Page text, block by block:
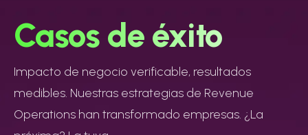
Casos de éxito
Impacto de negocio verificable, resultados
medibles. Nuestras estrategias de Revenue
Operations han transformado empresas. ¿La